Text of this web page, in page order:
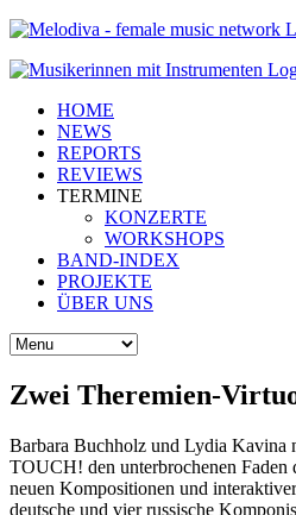
HOME
NEWS
REPORTS
REVIEWS
TERMINE
KONZERTE
WORKSHOPS
BAND-INDEX
PROJEKTE
ÜBER UNS
Zwei Theremien-
Barbara Buchholz und Lydia
TOUCH! den unterbrochenen Faden
neuen Kompositionen und
deutsche und vier russische